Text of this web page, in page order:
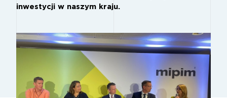
inwestycji w naszym kraju.